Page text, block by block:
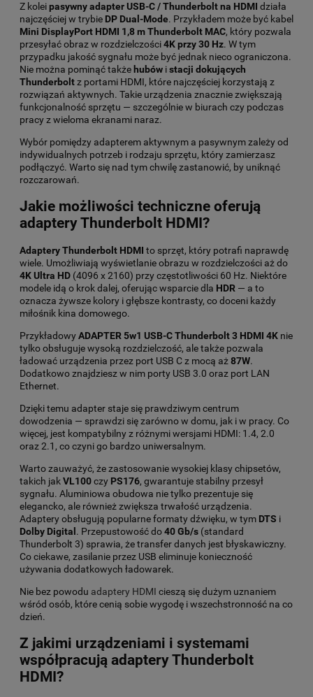
Z koleipasywny adapter USB-C / Thunderbolt na HDMI działa
najczęściej w trybie DP Dual-Mode. Przykładem może być kabel
Mini DisplayPort HDMI 1,8 m Thunderbolt MAC, który pozwala
przesyłać obraz w rozdzielczości4K przy 30 Hz. W tym
przypadku jakość sygnału może być jednak nieco ograniczona.
Nie można pominąć także hubów istacji dokujących
Thunderboltz portami HDMI, które najczęściej korzystają z
rozwiązań aktywnych. Takie urządzenia znacznie zwiększają
funkcjonalność sprzętu — szczególnie w biurach czy podczas
pracy z wieloma ekranami naraz.
Wybór pomiędzy adapterem aktywnym a pasywnym zależy od
indywidualnych potrzeb i rodzaju sprzętu, który zamierzasz
podłączyć. Warto się nad tym chwilę zastanowić, by uniknąć
rozczarowań.
Jakie możliwości techniczne oferują
adaptery Thunderbolt HDMI?
Adaptery Thunderbolt HDMI to sprzęt, który potrafi naprawdę
wiele. Umożliwiają wyświetlanie obrazu w rozdzielczości aż do
4K Ultra HD (4096 x 2160) przy częstotliwości 60 Hz. Niektóre
modele idą o krok dalej, oferując wsparcie dla HDR — a to
oznacza żywsze kolory i głębsze kontrasty, co doceni każdy
miłośnik kina domowego.
PrzykładowyADAPTER 5w1 USB-C Thunderbolt 3 HDMI 4K nie
tylko obsługuje wysoką rozdzielczość, ale także pozwala
ładować urządzenia przez port USB C z mocą aż87W.
Dodatkowo znajdziesz w nim porty USB 3.0 oraz port LAN
Ethernet.
Dzięki temu adapter staje się prawdziwym centrum
dowodzenia — sprawdzi się zarówno w domu, jak i w pracy. Co
więcej, jest kompatybilny z różnymi wersjami HDMI: 1.4, 2.0
oraz 2.1, co czyni go bardzo uniwersalnym.
Warto zauważyć, że zastosowanie wysokiej klasy chipsetów,
takich jakVL100czy PS176, gwarantuje stabilny przesył
sygnału. Aluminiowa obudowa nie tylko prezentuje się
elegancko, ale również zwiększa trwałość urządzenia.
Adaptery obsługują popularne formaty dźwięku, w tym DTS i
Dolby Digital . Przepustowość do40 Gb/s (standard
Thunderbolt 3) sprawia, że transfer danych jest błyskawiczny.
Co ciekawe, zasilanie przez USB eliminuje konieczność
używania dodatkowych ładowarek.
Nie bez powodu adaptery HDMI cieszą się dużym uznaniem
wśród osób, które cenią sobie wygodę i wszechstronność na co
dzień.
Z jakimi urządzeniami i systemami
współpracują adaptery Thunderbolt
HDMI?